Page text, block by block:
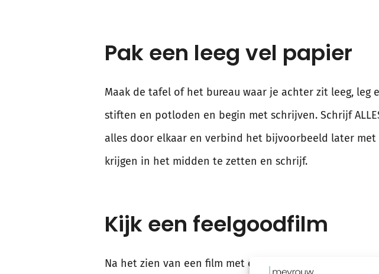
Pak een leeg vel papier
Maak de tafel of het bureau waar je achter zit leeg,
stiften en potloden en begin met schrijven. Schrijf
alles door elkaar en verbind het bijvoorbeeld later
krijgen in het midden te zetten en schrijf.
Kijk een feelgoodfilm
Na het zien van een film met een goed einde krijg ik